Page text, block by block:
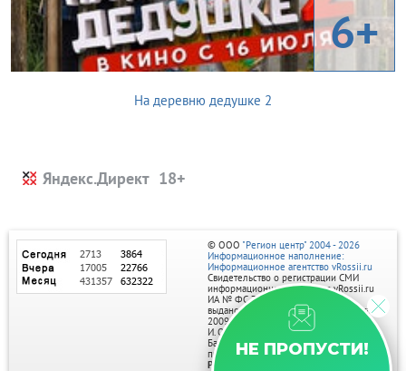
6+
На деревню дедушке 2
Яндекс.Директ
НЕ ПРОПУСТИ!
© ООО "Регион центр" 2004 - 2026
Информационное наполнение:
Информационное агентство vRossii.ru
Свидетельство о регистрации СМИ
информационного агентства vRossii.ru
ИА № ФС 77‑35502
выдано РОСКОМНАДЗОРом 04 марта
2009г.
И. О. Главного редактора Нарыков А. Н.
Баннеры на портале размещаются на
правах рекламы.
Реклама на портале: